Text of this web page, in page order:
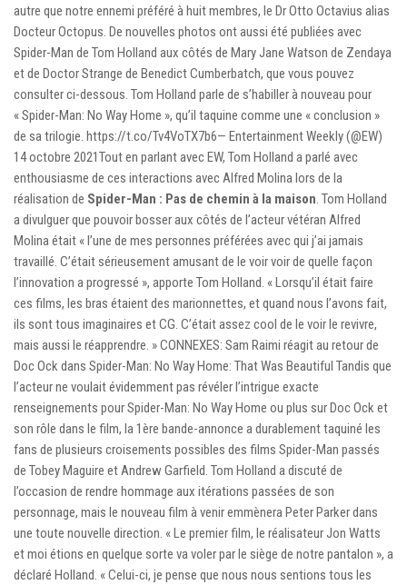
autre que notre ennemi préféré à huit membres, le Dr Otto Octavius ​​alias
Docteur Octopus. De nouvelles photos ont aussi été publiées avec
Spider-Man de Tom Holland aux côtés de Mary Jane Watson de Zendaya
et de Doctor Strange de Benedict Cumberbatch, que vous pouvez
consulter ci-dessous. Tom Holland parle de s’habiller à nouveau pour
« Spider-Man: No Way Home », qu’il taquine comme une « conclusion »
de sa trilogie. https://t.co/Tv4VoTX7b6— Entertainment Weekly (@EW)
14 octobre 2021Tout en parlant avec EW, Tom Holland a parlé avec
enthousiasme de ces interactions avec Alfred Molina lors de la
réalisation de Spider-Man : Pas de chemin à la maison. Tom Holland
a divulguer que pouvoir bosser aux côtés de l’acteur vétéran Alfred
Molina était « l’une de mes personnes préférées avec qui j’ai jamais
travaillé. C’était sérieusement amusant de le voir voir de quelle façon
l’innovation a progressé », apporte Tom Holland. « Lorsqu’il était faire
ces films, les bras étaient des marionnettes, et quand nous l’avons fait,
ils sont tous imaginaires et CG. C’était assez cool de le voir le revivre,
mais aussi le réapprendre. » CONNEXES: Sam Raimi réagit au retour de
Doc Ock dans Spider-Man: No Way Home: That Was Beautiful Tandis que
l’acteur ne voulait évidemment pas révéler l’intrigue exacte
renseignements pour Spider-Man: No Way Home ou plus sur Doc Ock et
son rôle dans le film, la 1ère bande-annonce a durablement taquiné les
fans de plusieurs croisements possibles des films Spider-Man passés
de Tobey Maguire et Andrew Garfield. Tom Holland a discuté de
l’occasion de rendre hommage aux itérations passées de son
personnage, mais le nouveau film à venir emmènera Peter Parker dans
une toute nouvelle direction. « Le premier film, le réalisateur Jon Watts
et moi étions en quelque sorte va voler par le siège de notre pantalon », a
déclaré Holland. « Celui-ci, je pense que nous nous sentions tous les